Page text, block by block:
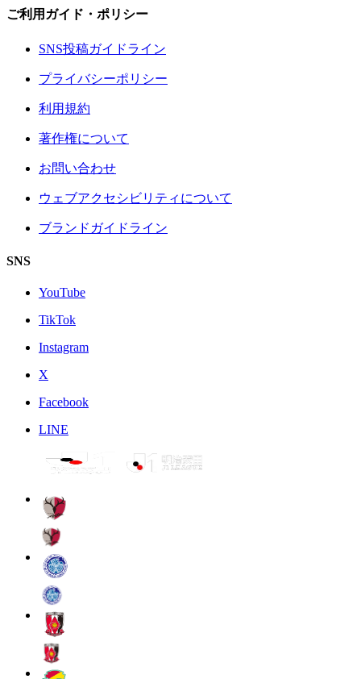
ご利用ガイド・ポリシー
SNS投稿ガイドライン
プライバシーポリシー
利用規約
著作権について
お問い合わせ
ウェブアクセシビリティについて
ブランドガイドライン
SNS
YouTube
TikTok
Instagram
X
Facebook
LINE